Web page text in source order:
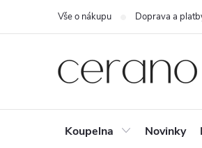
Vše o nákupu Doprava a
Koupelna Novinky